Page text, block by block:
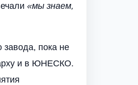
«мы знаем,
завода, пока не
и в ЮНЕСКО.